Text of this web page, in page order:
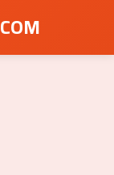
COM.اختبار